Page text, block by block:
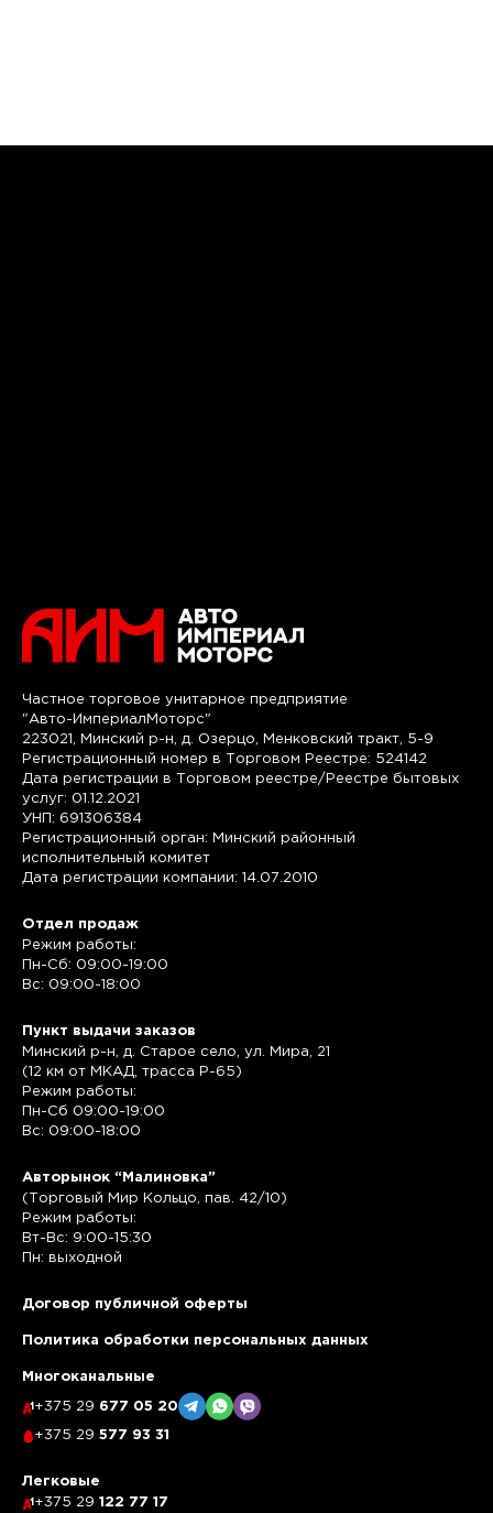
Частное торговое унитарное предприятие
"Авто-ИмпериалМоторс"
223021, Минский р-н, д. Озерцо, Менковский тракт, 5-9
Регистрационный номер в Торговом Реестре: 524142
Дата регистрации в Торговом реестре/Реестре бытовых
услуг: 01.12.2021
УНП: 691306384
Регистрационный орган: Минский районный
исполнительный комитет
Дата регистрации компании: 14.07.2010
Отдел продаж
Режим работы:
Пн-Сб: 09:00-19:00
Вс: 09:00-18:00
Пункт выдачи заказов
Минский р-н, д. Старое село, ул. Мира, 21
(12 км от МКАД, трасса P-65)
Режим работы:
Пн-Сб 09:00-19:00
Вс: 09:00-18:00
Авторынок “Малиновка”
(Торговый Мир Кольцо, пав. 42/10)
Режим работы:
Вт-Вс: 9:00-15:30
Пн: выходной
Договор публичной оферты
Политика обработки персональных данных
Многоканальные
+375 29 677 05 20
+375 29 577 93 31
Легковые
+375 29 122 77 17